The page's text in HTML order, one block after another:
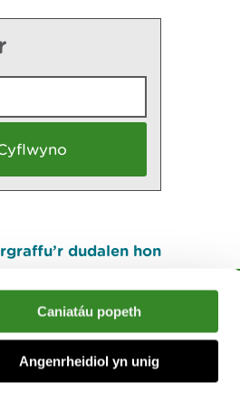
Caniatáu popeth
Angenrheidiol yn unig
dudalen hon
I fyny